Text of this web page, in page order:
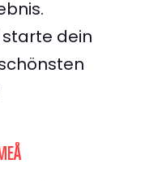
dein